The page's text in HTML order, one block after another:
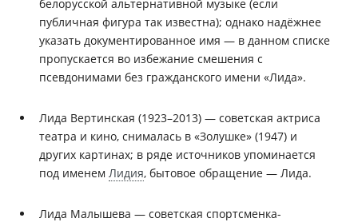
белорусской альтернативной музыке (если
публичная фигура так известна); однако надёжнее
указать документированное имя — в данном списке
пропускается во избежание смешения с
псевдонимами без гражданского имени «Лида».
Лида Вертинская (1923–2013) — советская актриса
театра и кино, снималась в «Золушке» (1947) и
других картинах; в ряде источников упоминается
под именем Лидия, бытовое обращение — Лида.
Лида Малышева — советская спортсменка-